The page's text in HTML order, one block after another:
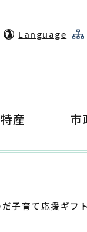
Language
産 市
子育て応援ギフ